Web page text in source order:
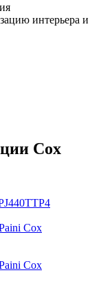
интерьера и
Cox
Cox
Cox